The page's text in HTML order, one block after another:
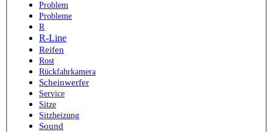
Problem
Probleme
R
R-Line
Reifen
Rost
Rückfahrkamera
Scheinwerfer
Service
Sitze
Sitzheizung
Sound